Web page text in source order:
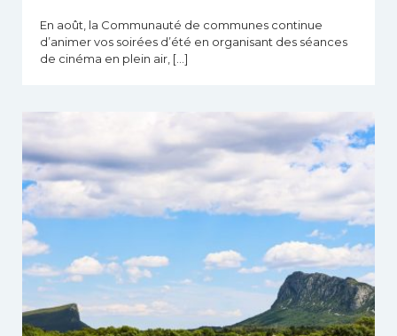
En août, la Communauté de communes continue
d’animer vos soirées d’été en organisant des séances
de cinéma en plein air, […]